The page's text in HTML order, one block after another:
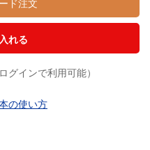
ド注文
れる
グインで利用可能）
の使い方